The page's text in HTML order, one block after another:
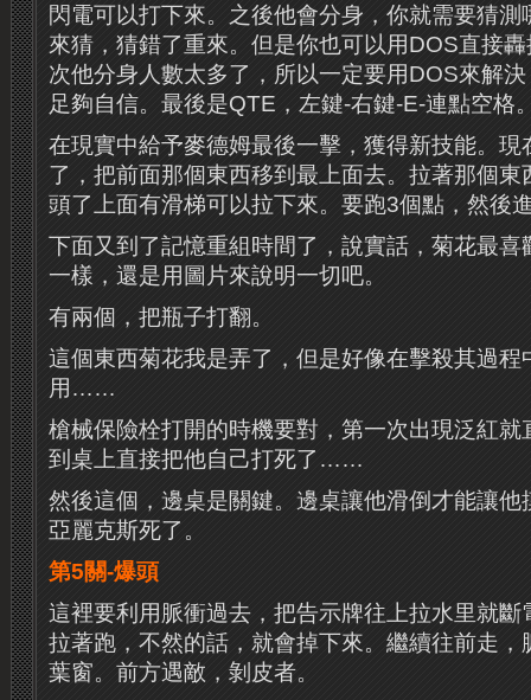
閃電可以打下來。之後他會分身，你就需要猜
來猜，猜錯了重來。但是你也可以用DOS直接
次他分身人數太多了，所以一定要用DOS來解
足夠自信。最後是QTE，左鍵-右鍵-E-連點空格
在現實中給予麥德姆最後一擊，獲得新技能。現
了，把前面那個東西移到最上面去。拉著那個
頭了上面有滑梯可以拉下來。要跑3個點，然後
下面又到了記憶重組時間了，說實話，菊花最喜
一樣，還是用圖片來說明一切吧。
有兩個，把瓶子打翻。
這個東西菊花我是弄了，但是好像在擊殺其過程
用……
槍械保險栓打開的時機要對，第一次出現泛紅
到桌上直接把他自己打死了……
然後這個，邊桌是關鍵。邊桌讓他滑倒才能讓
亞麗克斯死了。
第5關-爆頭
這裡要利用脈衝過去，把告示牌往上拉水里就斷
拉著跑，不然的話，就會掉下來。繼續往前走，
葉窗。前方遇敵，剝皮者。